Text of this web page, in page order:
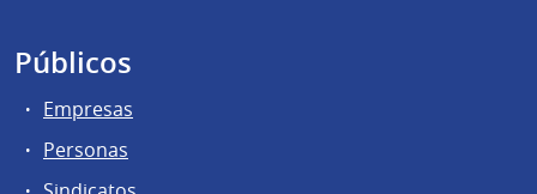
Públicos
Empresas
Personas